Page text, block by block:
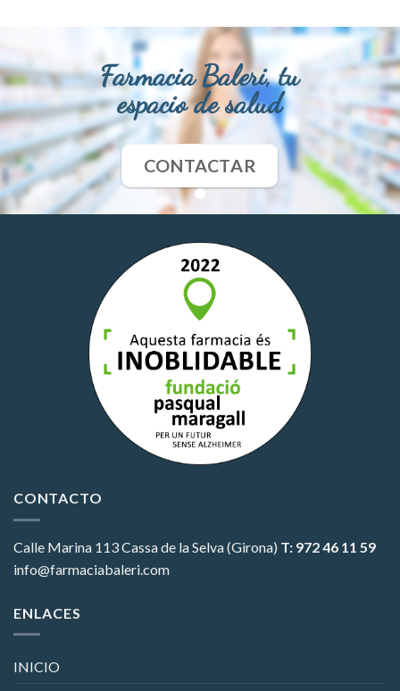
Farmacia Baleri, tu
espacio de salud
CONTACTAR
CONTACTO
Calle Marina 113Cassa de la Selva (Girona) T: 972 46 11 59
info@farmaciabaleri.com
ENLACES
INICIO